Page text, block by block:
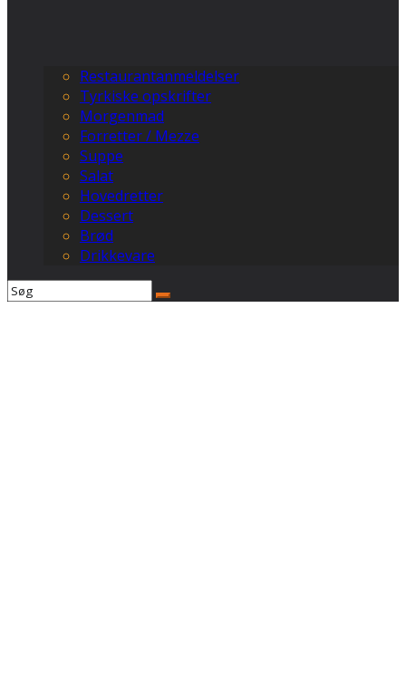
Restaurantanmeldelser
Tyrkiske opskrifter
Morgenmad
Forretter / Mezze
Suppe
Salat
Hovedretter
Dessert
Brød
Drikkevare